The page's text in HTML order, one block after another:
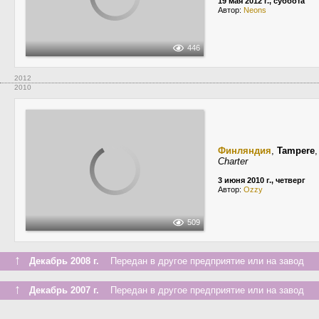
446
Автор: Neons
2012
2010
509
Финляндия, Tampere,
Charter
3 июня 2010 г., четверг
Автор: Ozzy
↑ Декабрь 2008 г. Передан в другое предприятие или на завод
↑ Декабрь 2007 г. Передан в другое предприятие или на завод